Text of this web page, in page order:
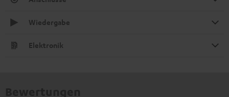
Wiedergabe
Elektronik